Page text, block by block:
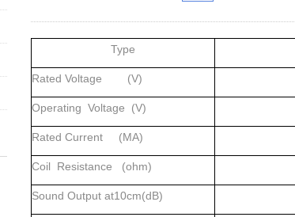
Type
Rated Voltage (V)
Operating Voltage (V)
Rated Current (MA)
Coil Resistance (ohm)
Sound Output at10cm(dB)